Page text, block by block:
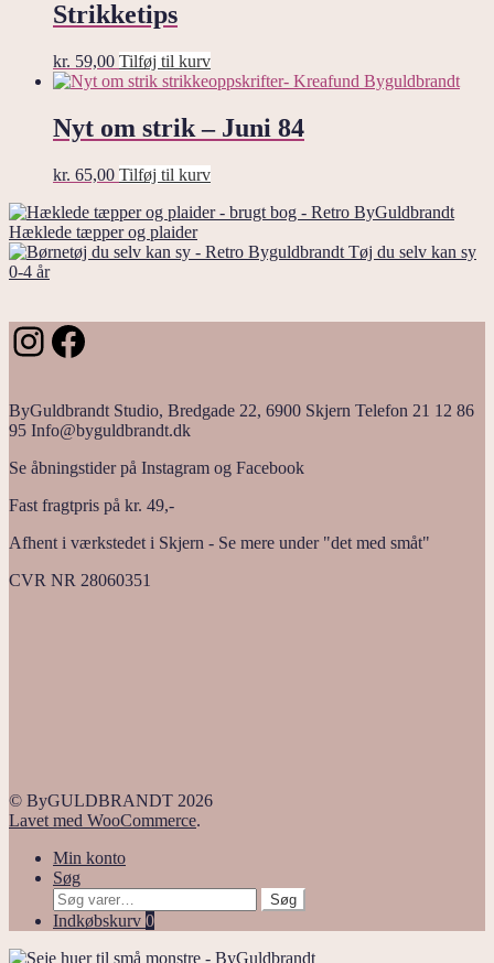
Strikketips
kr. 59,00 Tilføj til kurv
Nyt om strik – Juni 84
kr. 65,00 Tilføj til kurv
Hæklede tæpper og plaider
Tøj du selv kan sy
0-4 år
Instagram
Facebook
ByGuldbrandt Studio, Bredgade 22, 6900 Skjern Telefon 21 12 86
95 Info@byguldbrandt.dk
Se åbningstider på Instagram og Facebook
Fast fragtpris på kr. 49,-
Afhent i værkstedet i Skjern - Se mere under "det med småt"
CVR NR 28060351
© ByGULDBRANDT 2026
Lavet med WooCommerce.
Min konto
Søg
Søg
efter:
Søg
Indkøbskurv 0